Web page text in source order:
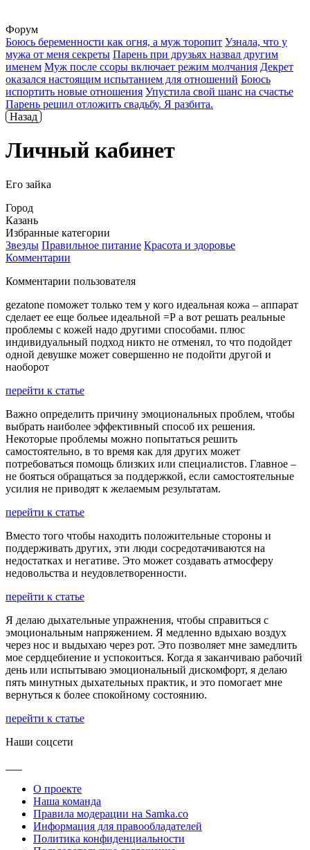
Форум
Боюсь беременности как огня, а муж торопит Узнала, что у
мужа от меня секреты Парень при друзьях назвал другим
именем Муж после ссоры включает режим молчания Декрет
оказался настоящим испытанием для отношений Боюсь
испортить новые отношения Упустила свой шанс на счастье
Парень решил отложить свадьбу. Я разбита.
Назад
Личный кабинет
Его зайка
Город
Казань
Избранные категории
Звезды Правильное питание Красота и здоровье
Комментарии
Комментарии пользователя
gezatone поможет только тем у кого идеальная кожа – аппарат
сделает ее еще больее идеальной =Р а вот решать реальные
проблемы с кожей надо другими способами. плюс
индивидуальный подход никто не отменял, то что подойдет
одной девушке может совершенно не подойти другой и
наоборот
перейти к статье
Важно определить причину эмоциональных проблем, чтобы
выбрать наиболее эффективный способ их решения.
Некоторые проблемы можно попытаться решить
самостоятельно, в то время как для других может
потребоваться помощь близких или специалистов. Главное –
не бояться обращаться за поддержкой, если самостоятельные
усилия не приводят к желаемым результатам.
перейти к статье
Вместо того чтобы находить положительные стороны и
поддерживать других, эти люди сосредотачиваются на
недостатках и негативе. Это может создавать атмосферу
недовольства и неудовлетворенности.
перейти к статье
Я делаю дыхательные упражнения, чтобы справиться с
эмоциональным напряжением. Я медленно вдыхаю воздух
через нос и выдыхаю через рот. Это позволяет мне замедлить
мое сердцебиение и успокоиться. Когда я заканчиваю рабочий
день или испытываю эмоциональный дискомфорт, я делаю
пять минутных дыхательных практик, и это помогает мне
вернуться к более спокойному состоянию.
перейти к статье
Наши соцсети
О проекте
Наша команда
Правила модерации на Samka.co
Информация для правообладателей
Политика конфиденциальности